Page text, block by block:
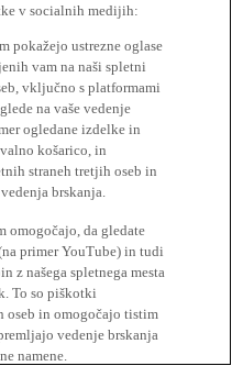
v socialnih medijih:
pokažejo ustrezne oglase
vam na naši spletni
vključno s platformami
na vaše vedenje
ogledane izdelke in
košarico, in
straneh tretjih oseb in
brskanja.
omogočajo, da gledate
primer YouTube) in tudi
z našega spletnega mesta
To so piškotki
in omogočajo tistim
vedenje brskanja
namene.